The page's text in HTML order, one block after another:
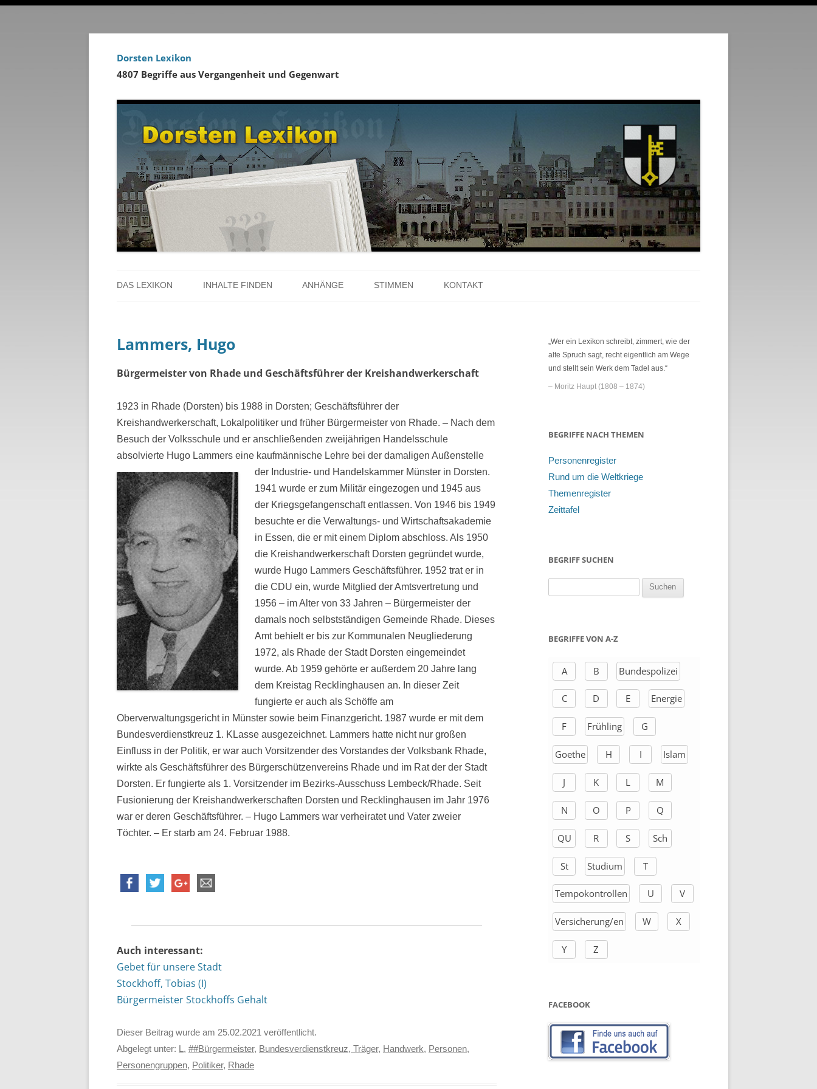
Dorsten Lexikon
4807 Begriffe aus Vergangenheit und Gegenwart
zum
DAS LEXIKON
ÜBER DAS PROJEKT
INHALTE FINDEN
PERSONENREGISTER
RUND UM DIE WELTKRIEGE
ZEITTAFEL
ANHÄNGE
LINKS
STIMMEN KONTAKT
DANK
Lammers, Hugo
Bürgermeister von Rhade und Geschäftsführer der Kreishandwerkerschaft
1923 in Rhade (Dorsten) bis 1988 in Dorsten; Geschäftsführer der
Kreishandwerkerschaft, Lokalpolitiker und früher Bürgermeister von Rhade. – Nach dem
Besuch der Volksschule und er anschließenden zweijährigen Handelsschule
absolvierte Hugo Lammers eine kaufmännische Lehre bei der damaligen Außenstelle
der Industrie- und Handelskammer Münster in Dorsten.
1941 wurde er zum Militär eingezogen und 1945 aus
der Kriegsgefangenschaft entlassen. Von 1946 bis 1949
besuchte er die Verwaltungs- und Wirtschaftsakademie
in Essen, die er mit einem Diplom abschloss. Als 1950
die Kreishandwerkerschaft Dorsten gegründet wurde,
wurde Hugo Lammers Geschäftsführer. 1952 trat er in
die CDU ein, wurde Mitglied der Amtsvertretung und
1956 – im Alter von 33 Jahren – Bürgermeister der
damals noch selbstständigen Gemeinde Rhade. Dieses
Amt behielt er bis zur Kommunalen Neugliederung
1972, als Rhade der Stadt Dorsten eingemeindet
wurde. Ab 1959 gehörte er außerdem 20 Jahre lang
dem Kreistag Recklinghausen an. In dieser Zeit
fungierte er auch als Schöffe am
Oberverwaltungsgericht in Münster sowie beim Finanzgericht. 1987 wurde er mit dem
Bundesverdienstkreuz 1. KLasse ausgezeichnet. Lammers hatte nicht nur großen
Einfluss in der Politik, er war auch Vorsitzender des Vorstandes der Volksbank Rhade,
wirkte als Geschäftsführer des Bürgerschützenvereins Rhade und im Rat der der Stadt
Dorsten. Er fungierte als 1. Vorsitzender im Bezirks-Ausschuss Lembeck/Rhade. Seit
Fusionierung der Kreishandwerkerschaften Dorsten und Recklinghausen im Jahr 1976
war er deren Geschäftsführer. – Hugo Lammers war verheiratet und Vater zweier
Töchter. – Er starb am 24. Februar 1988.
Auch interessant:
Gebet für unsere Stadt
Stockhoff, Tobias (I)
Bürgermeister Stockhoffs Gehalt
Dieser Beitrag wurde am 25.02.2021 veröffentlicht.
Abgelegt unter: L, ##Bürgermeister, Bundesverdienstkreuz, Träger, Handwerk, Personen,
Personengruppen, Politiker, Rhade
„Wer ein Lexikon schreibt, zimmert, wie der
alte Spruch sagt, recht eigentlich am Wege
und stellt sein Werk dem Tadel aus.“
– Moritz Haupt (1808 – 1874)
BEGRIFFE NACH THEMEN
Personenregister
Rund um die Weltkriege
Themenregister
Zeittafel
BEGRIFF SUCHEN
h
h
BEGRIFFE VON A-Z
A B Bundespolizei
C D E Energie
F Frühling G
Goethe H I Islam
J K L M
N O P Q
QU R S Sch
St Studium T
Tempokontrollen U V
Versicherung/en W X
Y Z
FACEBOOK